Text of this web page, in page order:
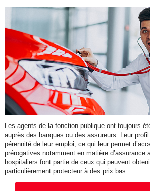
Les agents de la fonction publique ont toujours
auprès des banques ou des assureurs. Leur
pérennité de leur emploi, ce qui leur permet
prérogatives notamment en matière d’assurance
hospitaliers font partie de ceux qui peuvent
particulièrement protecteur à des prix bas.